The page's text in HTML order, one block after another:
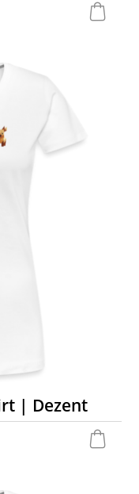
| Dezent